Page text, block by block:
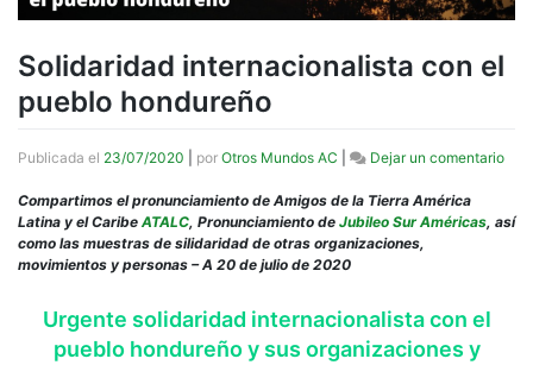
Solidaridad internacionalista con el
pueblo hondureño
Publicada el 23/07/2020 por Otros Mundos AC Dejar un comentarioen
con
Compartimos el pronunciamiento de Amigos de la Tierra América
Latina y el Caribe ATALC, Pronunciamiento de Jubileo Sur Américas, así
como las muestras de silidaridad de otras organizaciones,
movimientos y personas – A 20 de julio de 2020
Urgente solidaridad internacionalista con el
pueblo hondureño y sus organizaciones y